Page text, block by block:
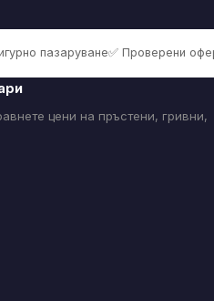
пазаруване✅ Проверени
цени на пръстени, гривни,